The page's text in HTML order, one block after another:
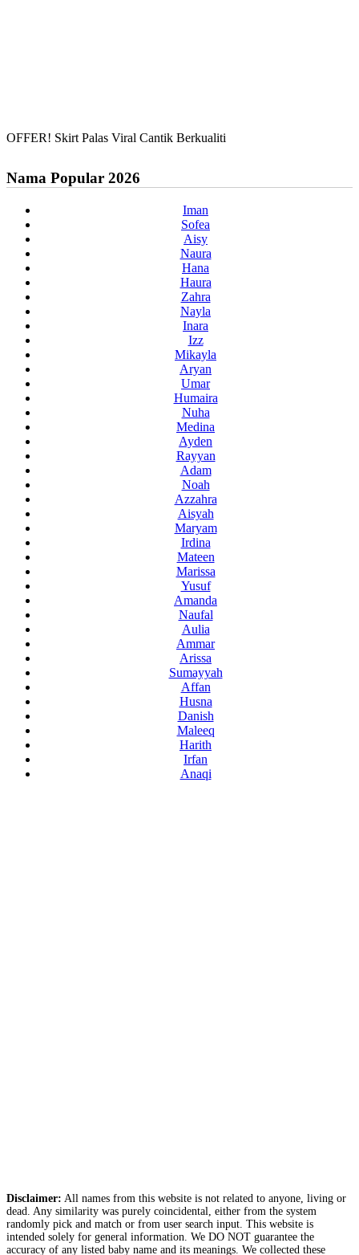
OFFER! Skirt Palas Viral Cantik Berkualiti
Nama Popular 2026
Iman
Sofea
Aisy
Naura
Hana
Haura
Zahra
Nayla
Inara
Izz
Mikayla
Aryan
Umar
Humaira
Nuha
Medina
Ayden
Rayyan
Adam
Noah
Azzahra
Aisyah
Maryam
Irdina
Mateen
Marissa
Yusuf
Amanda
Naufal
Aulia
Ammar
Arissa
Sumayyah
Affan
Husna
Danish
Maleeq
Harith
Irfan
Anaqi
Disclaimer: All names from this website is not related to anyone, living or
dead. Any similarity was purely coincidental, either from the system
randomly pick and match or from user search input. This website is
intended solely for general information. We DO NOT guarantee the
accuracy of any listed baby name and its meanings. We collected these